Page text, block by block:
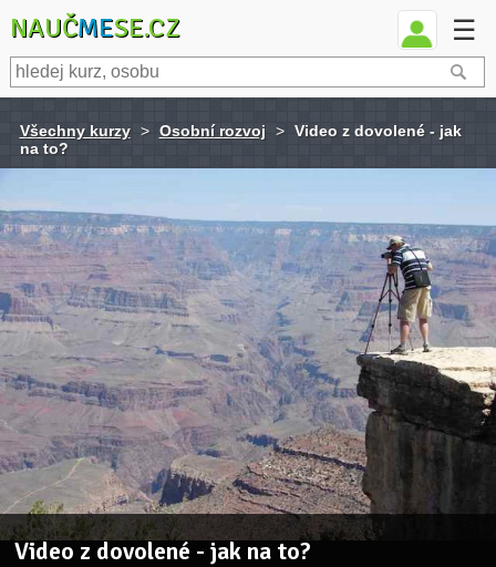
NAUČMESE.CZ ☰
Všechny kurzy > Osobní rozvoj > Video z dovolené - jak
na to?
Video z dovolené - jak na to?